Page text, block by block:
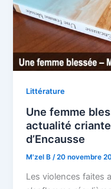
Littérature
Une femme
actualité
d’Encausse
M'zel B/20 novembre
Les violences faites